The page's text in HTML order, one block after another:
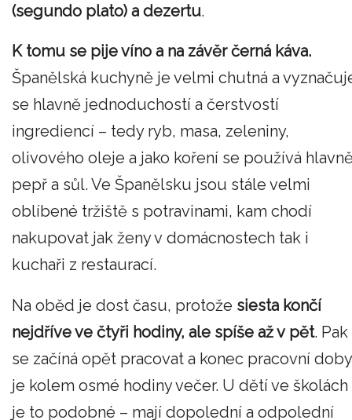
(segundo plato) a dezertu.
K tomu se pije víno a na závěr černá káva.
Španělská kuchyně je velmi chutná a
se hlavně jednoduchostí a čerstvostí
ingrediencí – tedy ryb, masa, zeleniny,
olivového oleje a jako koření se používá
pepř a sůl. Ve Španělsku jsou stále velmi
oblíbené tržiště s potravinami, kam chodí
nakupovat jak ženy v domácnostech tak i
kuchaři z restaurací.
Na oběd je dost času, protože siesta končí
nejdříve ve čtyři hodiny, ale spíše až v pět. Pak
se začíná opět pracovat a konec pracovní doby
je kolem osmé hodiny večer. U dětí ve školách
je to podobné – mají dopolední a odpolední